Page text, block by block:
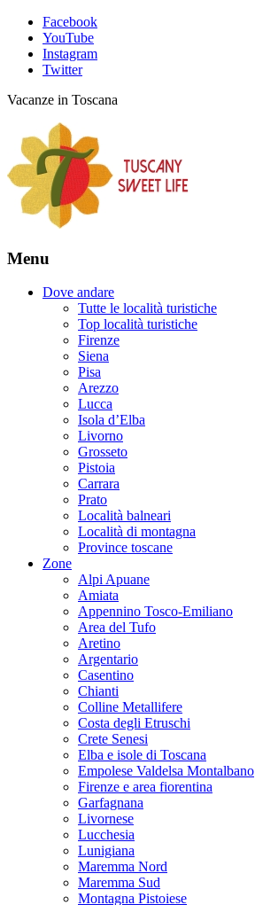
Facebook
YouTube
Instagram
Twitter
Vacanze in Toscana
Menu
Dove andare
Tutte le località turistiche
Top località turistiche
Firenze
Siena
Pisa
Arezzo
Lucca
Isola d’Elba
Livorno
Grosseto
Pistoia
Carrara
Prato
Località balneari
Località di montagna
Province toscane
Zone
Alpi Apuane
Amiata
Appennino Tosco-Emiliano
Area del Tufo
Aretino
Argentario
Casentino
Chianti
Colline Metallifere
Costa degli Etruschi
Crete Senesi
Elba e isole di Toscana
Empolese Valdelsa Montalbano
Firenze e area fiorentina
Garfagnana
Livornese
Lucchesia
Lunigiana
Maremma Nord
Maremma Sud
Montagna Pistoiese